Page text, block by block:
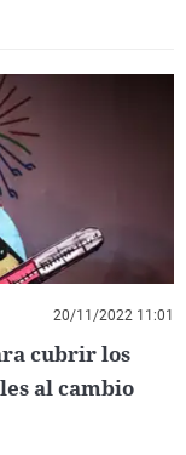
20/11/2022 11:01
cubrir los
al cambio